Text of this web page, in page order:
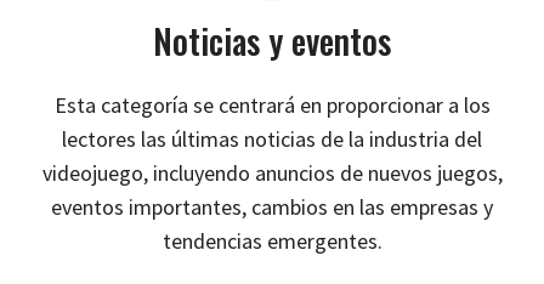
Noticias y eventos
Esta categoría se centrará en proporcionar a los
lectores las últimas noticias de la industria del
videojuego, incluyendo anuncios de nuevos juegos,
eventos importantes, cambios en las empresas y
tendencias emergentes.